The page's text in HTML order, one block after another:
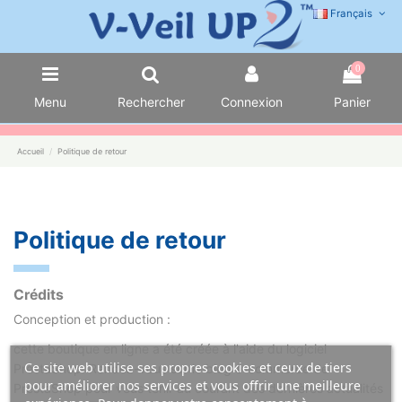
Français
Menu Rechercher Connexion
0
Panier
Accueil Politique de retour
Politique de retour
Crédits
Conception et production :
cette boutique en ligne a été créée à l'aide dulogiciel
PrestaShop.Rendez-vous sur leblog e-commerce de
PrestaShoppour vous tenir au courant des dernières actualités
Ce site web utilise ses propres cookies et ceux de tiers
pour améliorer nos services et vous offrir une meilleure